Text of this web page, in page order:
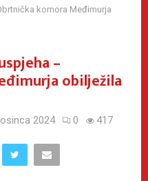
komora Međimurja
–
obilježila
2024 0 417